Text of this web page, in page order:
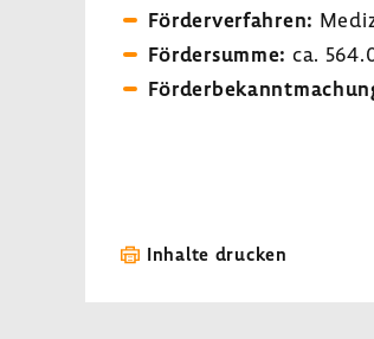
Förder­ver­fahren:
Förder­summe: ca.
Inhalte drucken